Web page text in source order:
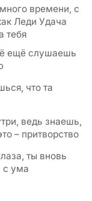
времени, с
Леди Удача
тебя
ещё слушаешь
что та
ведь знаешь,
– притворство
ты вновь
с ума